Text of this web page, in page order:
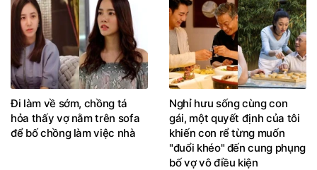
Đi làm về sớm, chồng tá
hỏa thấy vợ nằm trên sofa
để bố chồng làm việc nhà
Nghỉ hưu sống cùng con
gái, một quyết định của tôi
khiến con rể từng muốn
"đuổi khéo" đến cung phụng
bố vợ vô điều kiện